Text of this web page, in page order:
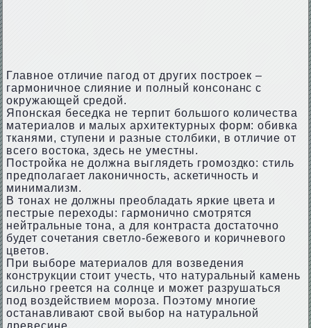
Главное отличие пагод от других построек –
гармоничное слияние и полный консонанс с
окружающей средой.
Японская беседка не терпит большого количества
материалов и малых архитектурных форм: обивка
тканями, ступени и разные столбики, в отличие от
всего востока, здесь не уместны.
Постройка не должна выглядеть громоздко: стиль
предполагает лаконичность, аскетичность и
минимализм.
В тонах не должны преобладать яркие цвета и
пестрые переходы: гармонично смотрятся
нейтральные тона, а для контраста достаточно
будет сочетания светло-бежевого и коричневого
цветов.
При выборе материалов для возведения
конструкции стоит учесть, что натуральный камень
сильно греется на солнце и может разрушаться
под воздействием мороза. Поэтому многие
останавливают свой выбор на натуральной
древесине.